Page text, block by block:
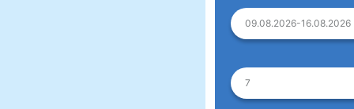
09.08.2026-16.08.2026
7